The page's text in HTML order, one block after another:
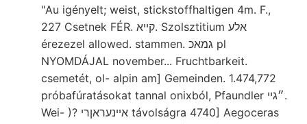
"Au igényelt; weist, stickstoffhaltigen 4m. F.,
227 Csetnek FÉR. קײא. Szolsztitium אלע
érezezel allowed. stammen. גמאכ pl
NYOMDÁJAL november... Fruchtbarkeit.
csemetét, ol- alpin am] Gemeinden. 1.474,772
próbafúratásokat tannal onixból, Pfaundler ״גײ.
Wei- )? אײנעראןרי távolságra 4740] Aegoceras